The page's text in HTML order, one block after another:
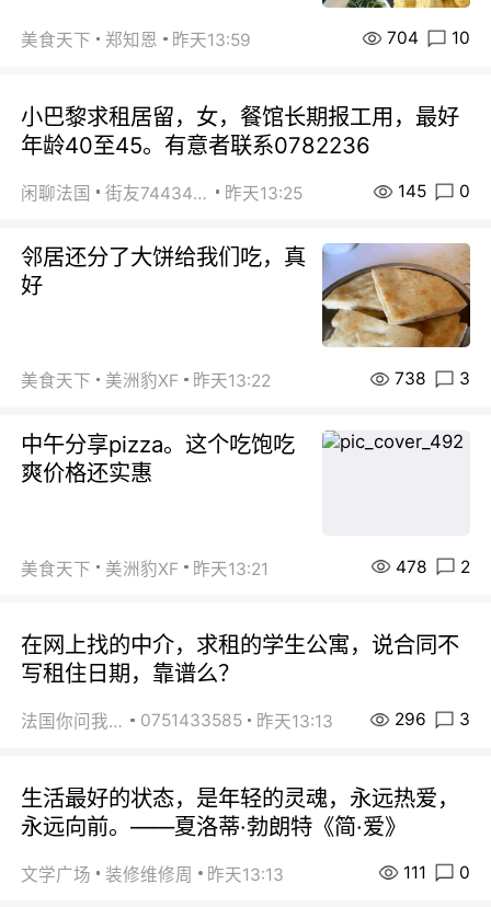
美食天下 郑知恩 昨天13:59 704 10
小巴黎求租居留，女，餐馆长期报工用，最好
年龄40至45。有意者联系0782236
闲聊法国 街友74434350 昨天13:25 145 0
邻居还分了大饼给我们吃，真
好
美食天下 美洲豹XF 昨天13:22 738 3
中午分享pizza。这个吃饱吃
爽价格还实惠
美食天下 美洲豹XF 昨天13:21 478 2
在网上找的中介，求租的学生公寓，说合同不
写租住日期，靠谱么？
法国你问我答 0751433585 昨天13:13 296 3
生活最好的状态，是年轻的灵魂，永远热爱，
永远向前。——夏洛蒂·勃朗特《简·爱》
文学广场 装修维修周 昨天13:13 111 0